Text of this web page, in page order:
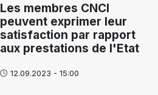
Les membres CNCI
peuvent exprimer leur
satisfaction par rapport
aux prestations de l'Etat
12.09.2023 - 15:00